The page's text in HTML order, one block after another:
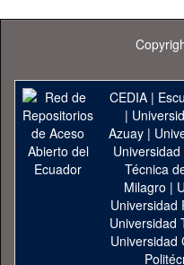
CEDIA|
|
Azuay|
Técnica
Milagro |
Universidad
Universidad
Universidad